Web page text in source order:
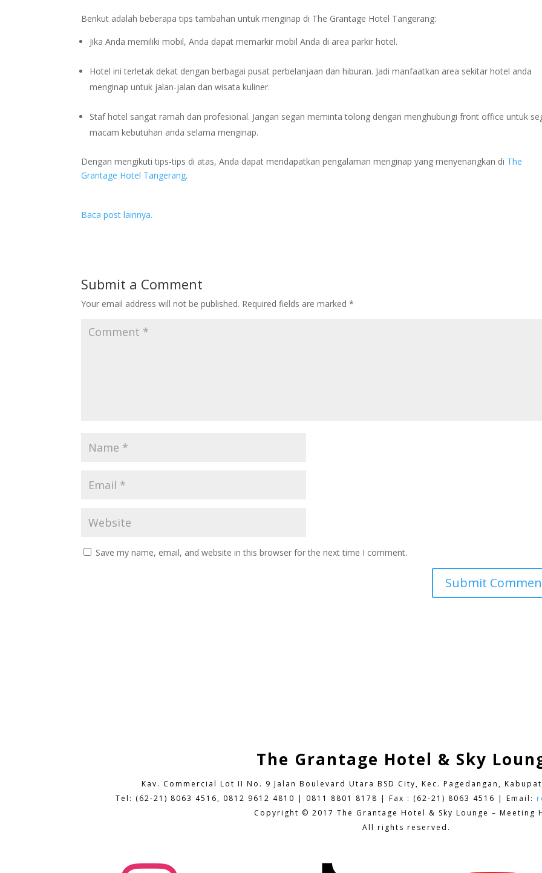
Berikut adalah beberapa tips tambahan untuk menginap di The Grantage Hotel Tangerang:
Jika Anda memiliki mobil, Anda dapat memarkir mobil Anda di area parkir hotel.
Hotel ini terletak dekat dengan berbagai pusat perbelanjaan dan hiburan. Jadi manfaatkan area sekitar hotel anda
menginap untuk jalan-jalan dan wisata kuliner.
Staf hotel sangat ramah dan profesional. Jangan segan meminta tolong dengan menghubungi front office untuk
macam kebutuhan anda selama menginap.
Dengan mengikuti tips-tips di atas, Anda dapat mendapatkan pengalaman menginap yang menyenangkan di The
Grantage Hotel Tangerang.
Baca post lainnya.
Submit a Comment
Your email address will not be published. Required fields are marked*
Save my name, email, and website in this browser for the next time I comment.
The Grantage Hotel & Sky
Kav. Commercial Lot II No. 9 Jalan Boulevard Utara BSD City, Kec. Pagedangan,
Tel: (62-21) 8063 4516, 0812 9612 4810 | 0811 8801 8178 | Fax : (62-21) 8063 4516 | Email:
Copyright © 2017 The Grantage Hotel & Sky Lounge – Meeting
All rights reserved.